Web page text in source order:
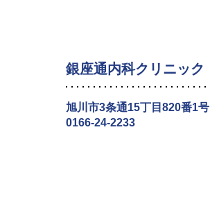
銀座通内科クリニック
旭川市3条通15丁目820番1号
0166-24-2233